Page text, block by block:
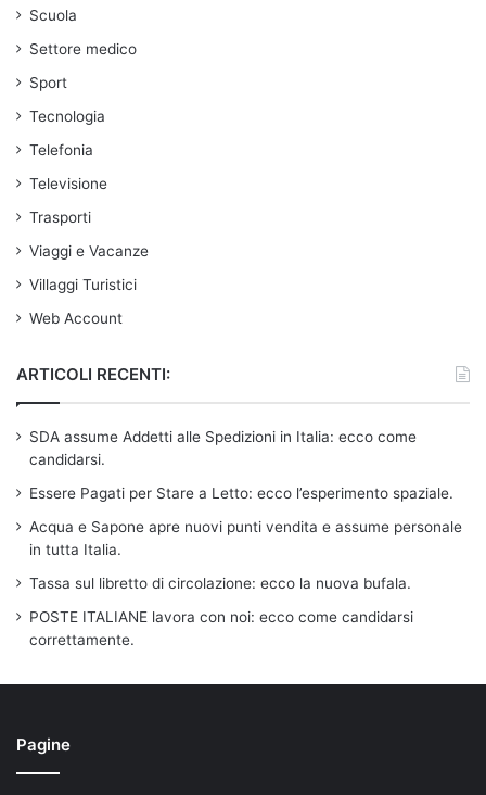
Scuola
Settore medico
Sport
Tecnologia
Telefonia
Televisione
Trasporti
Viaggi e Vacanze
Villaggi Turistici
Web Account
ARTICOLI RECENTI:
SDA assume Addetti alle Spedizioni in Italia: ecco come
candidarsi.
Essere Pagati per Stare a Letto: ecco l’esperimento spaziale.
Acqua e Sapone apre nuovi punti vendita e assume personale
in tutta Italia.
Tassa sul libretto di circolazione: ecco la nuova bufala.
POSTE ITALIANE lavora con noi: ecco come candidarsi
correttamente.
Pagine